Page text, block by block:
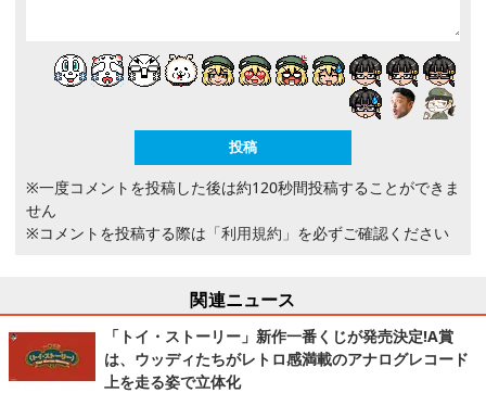
※一度コメントを投稿した後は約120秒間投稿することができま
せん
※コメントを投稿する際は 「利用規約」 を必ずご確認ください
関連ニュース
「トイ・ストーリー」新作一番くじが発売決定!A賞
は、ウッディたちがレトロ感満載のアナログレコード
上を走る姿で立体化